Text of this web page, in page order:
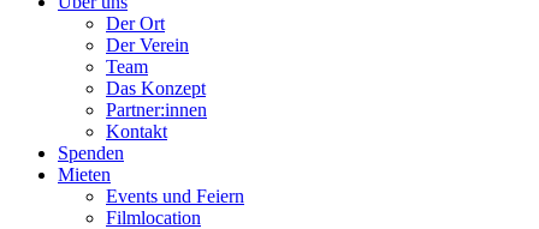
Der Ort
Der Verein
Team
Das Konzept
Partner:innen
Kontakt
Spenden
Mieten
Events und Feiern
Filmlocation